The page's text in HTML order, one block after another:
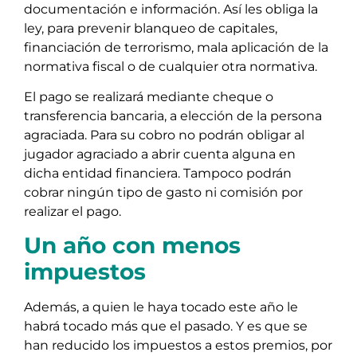
documentación e información. Así les obliga la
ley, para prevenir blanqueo de capitales,
financiación de terrorismo, mala aplicación de la
normativa fiscal o de cualquier otra normativa.
El pago se realizará mediante cheque o
transferencia bancaria, a elección de la persona
agraciada. Para su cobro no podrán obligar al
jugador agraciado a abrir cuenta alguna en
dicha entidad financiera. Tampoco podrán
cobrar ningún tipo de gasto ni comisión por
realizar el pago.
Un año con menos
impuestos
Además, a quien le haya tocado este año le
habrá tocado más que el pasado. Y es que se
han reducido los impuestos a estos premios, por